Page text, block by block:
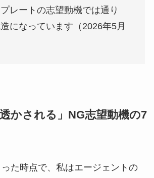
レートの志望動機では通り
になっています（2026年5月
かされる」NG志望動機の7
た時点で、私はエージェントの